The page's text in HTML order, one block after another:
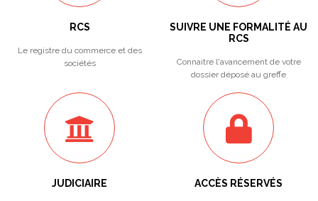
RCS
Le registre du commerce et des
sociétés
SUIVRE UNE FORMALITÉ AU
RCS
Connaitre l'avancement de votre
dossier déposé au greffe
JUDICIAIRE ACCÈS RÉSERVÉS